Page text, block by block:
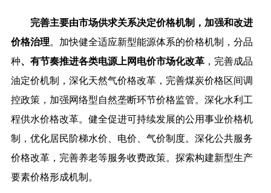
完善主要由市场供求关系决定价格机制，加强和改进
价格治理。加快健全适应新型能源体系的价格机制，分品
种、有节奏推进各类电源上网电价市场化改革 ，完善成品
油定价机制，深化天然气价格改革，完善煤炭价格区间调
控政策，加强网络型自然垄断环节价格监管。深化水利工
程供水价格改革。健全促进可持续发展的公用事业价格机
制，优化居民阶梯水价、电价、气价制度。深化公共服务
价格改革，完善养老等服务收费政策。探索构建新型生产
要素价格形成机制。